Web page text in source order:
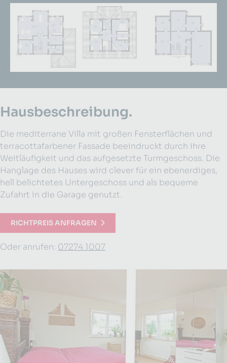
Größere Version anzeigen für:Größere Version anzeigen für:
Größere Version
Hausbeschreibung.
Die mediterrane Villa mit großen Fensterflächen und
terracottafarbener Fassade beeindruckt durch ihre
Weitläufigkeit und das aufgesetzte Turmgeschoss. Die
Hanglage des Hauses wird clever für ein ebenerdiges,
hell belichtetes Untergeschoss und als bequeme
Zufahrt in die Garage genutzt.
RICHTPREIS ANFRAGEN
Oder anrufen: 07274 1007